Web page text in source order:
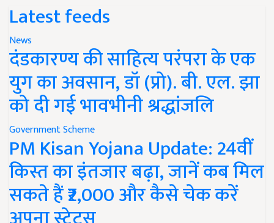
Latest feeds
News
दंडकारण्य की साहित्य परंपरा के एक
युग का अवसान, डॉ (प्रो). बी. एल. झा
को दी गई भावभीनी श्रद्धांजलि
Government Scheme
PM Kisan Yojana Update: 24वीं
किस्त का इंतजार बढ़ा, जानें कब मिल
सकते हैं ₹2,000 और कैसे चेक करें